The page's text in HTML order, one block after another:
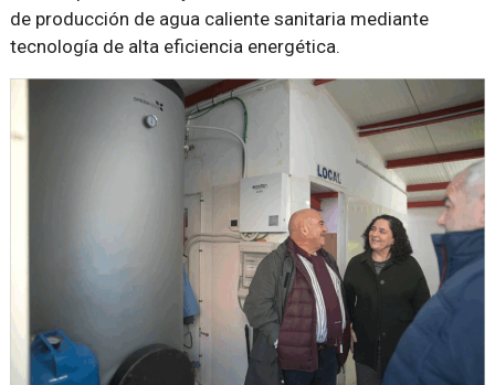
de producción de agua caliente sanitaria mediante
tecnología de alta eficiencia energética.